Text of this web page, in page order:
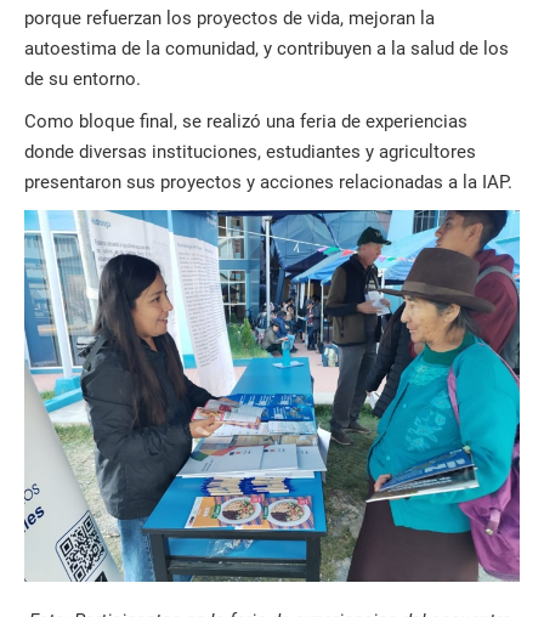
porque refuerzan los proyectos de vida, mejoran la
autoestima de la comunidad, y contribuyen a la salud de los
de su entorno.
Como bloque final, se realizó una feria de experiencias
donde diversas instituciones, estudiantes y agricultores
presentaron sus proyectos y acciones relacionadas a la IAP.